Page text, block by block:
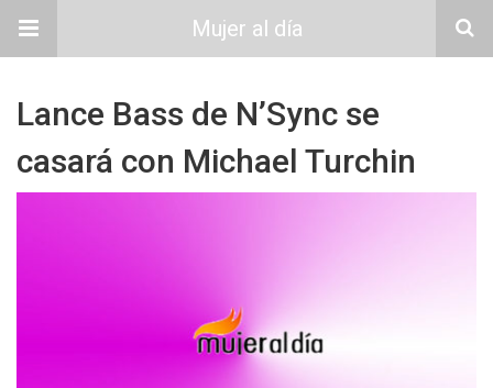
Mujer al día
Lance Bass de N’Sync se
casará con Michael Turchin